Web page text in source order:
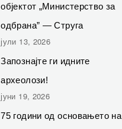
објектот „Министерство за
одбрана” — Струга
јули 13, 2026
Запознајте ги идните
археолози!
јуни 19, 2026
75 години од основањето на